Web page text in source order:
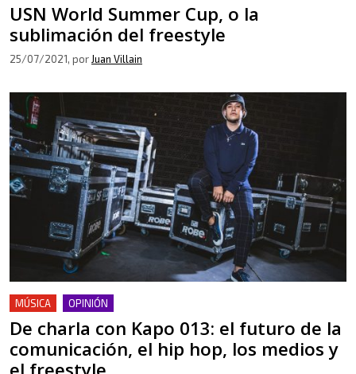
USN World Summer Cup, o la
sublimación del freestyle
25/07/2021, por Juan Villain
MÚSICA OPINIÓN
De charla con Kapo 013: el futuro de la
comunicación, el hip hop, los medios y